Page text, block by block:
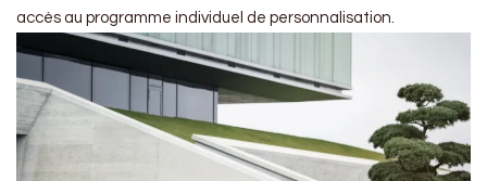
accès au programme individuel de personnalisation.